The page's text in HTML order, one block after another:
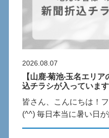
2026.08.07
【⼭⿅‧菊池‧⽟名エリ
込チラシが⼊っていま
皆さん、こんにちは！
(^^) 毎⽇本当に暑い⽇